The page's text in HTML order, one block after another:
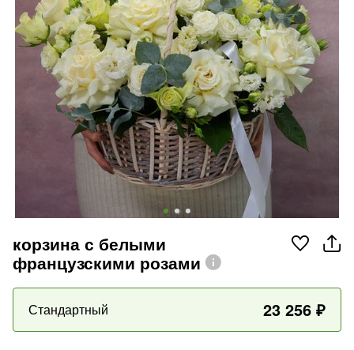
корзина с белыми
французскими розами
Стандартный 23 256 ₽